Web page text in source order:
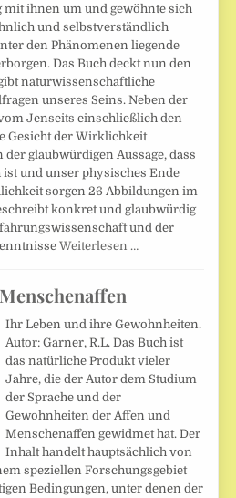
ihnen um und gewöhnte sich
und selbstverständlich
den Phänomenen liegende
Das Buch deckt nun den
naturwissenschaftliche
unseres Seins. Neben der
Jenseits einschließlich den
Gesicht der Wirklichkeit
glaubwürdigen Aussage, dass
und unser physisches Ende
sorgen 26 Abbildungen im
konkret und glaubwürdig
und der
Weiterlesen …
Ihr Leben und ihre Gewohnheiten.
Autor: Garner, R.L. Das Buch ist
das natürliche Produkt vieler
Jahre, die der Autor dem Studium
der Sprache und der
Gewohnheiten der Affen und
Menschenaffen gewidmet hat. Der
Inhalt handelt hauptsächlich von
speziellen Forschungsgebiet
Bedingungen, unter denen der